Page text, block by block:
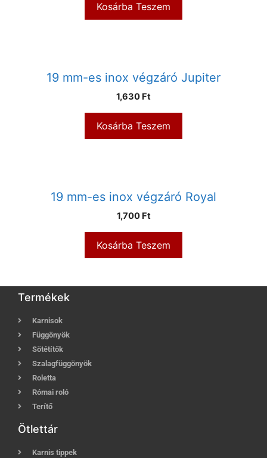
Kosárba Teszem
19 mm-es inox végzáró Jupiter
1,630 Ft
Kosárba Teszem
19 mm-es inox végzáró Royal
1,700 Ft
Kosárba Teszem
Termékek
Karnisok
Függönyök
Sötétítők
Szalagfüggönyök
Roletta
Római roló
Terítő
Ötlettár
Karnis tippek